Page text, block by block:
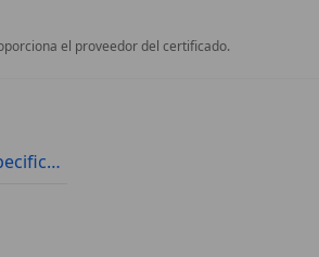
el proveedor del certificado.
BMW Serie X Especificaciones técnicas